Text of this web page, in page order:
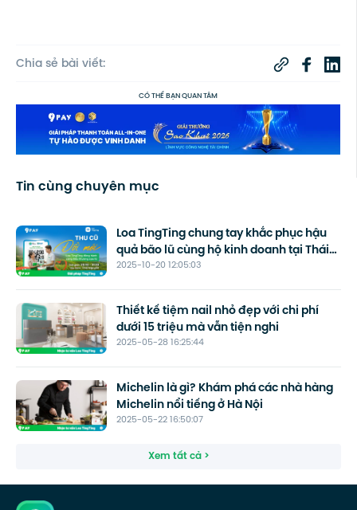
Chia sẻ bài viết:
CÓ THỂ BẠN QUAN TÂM
Tin cùng chuyên mục
2025-10-20 12:05:03
Loa TingTing chung tay khắc phục hậu
quả bão lũ cùng hộ kinh doanh tại Thái
Nguyên
2025-05-28 16:25:44
Thiết kế tiệm nail nhỏ đẹp với chi phí
dưới 15 triệu mà vẫn tiện nghi
2025-05-22 16:50:07
Michelin là gì? Khám phá các nhà hàng
Michelin nổi tiếng ở Hà Nội
Xem tất cả >